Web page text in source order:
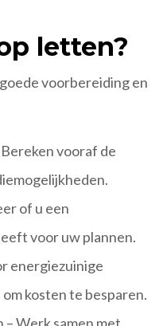
letten?
voorbereiding en
vooraf de
of u een
voor uw plannen.
energiezuinige
kosten te besparen.
Werk samen met